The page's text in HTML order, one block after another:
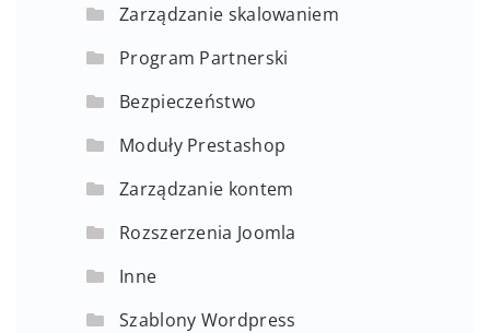
Zarządzanie skalowaniem
Program Partnerski
Bezpieczeństwo
Moduły Prestashop
Zarządzanie kontem
Rozszerzenia Joomla
Inne
Szablony Wordpress